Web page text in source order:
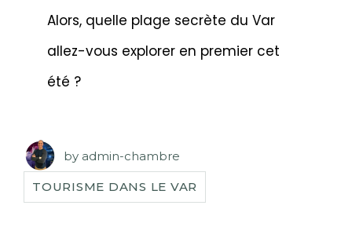
Alors, quelle plage secrète du Var
allez-vous explorer en premier cet
été ?
by admin-chambre
TOURISME DANS LE VAR